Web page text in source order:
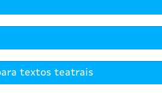
textos teatrais